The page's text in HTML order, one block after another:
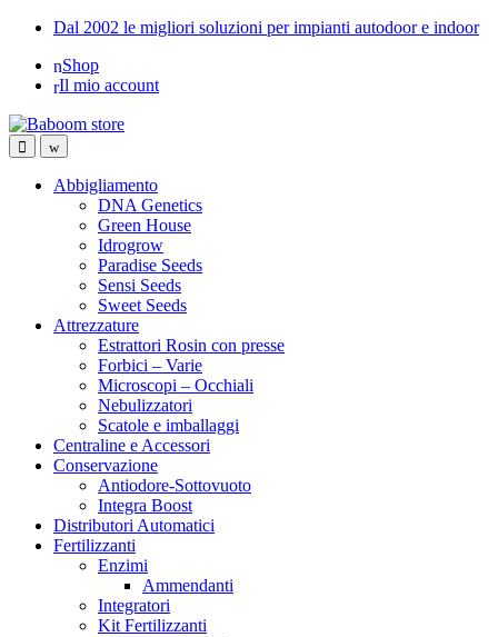
Skip
navigation
Skip
content
Dal 2002 le migliori soluzioni per impianti autodoor e indoor
Shop
Il mio account
Abbigliamento
DNA Genetics
Green House
Idrogrow
Paradise Seeds
Sensi Seeds
Sweet Seeds
Attrezzature
Estrattori Rosin con presse
Forbici – Varie
Microscopi – Occhiali
Nebulizzatori
Scatole e imballaggi
Centraline e Accessori
Conservazione
Antiodore-Sottovuoto
Integra Boost
Distributori Automatici
Fertilizzanti
Enzimi
Ammendanti
Integratori
Kit Fertilizzanti